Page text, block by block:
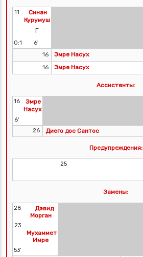
11
Синан
Курумуш
Г
0:1
6'
16
Эмре Насух
16
Эмре Насух
Ассистенты:
16
Эмре
Насух
6'
26
Диего дос Сантос
Предупреждения:
25
Замены:
28
Дэвид
Морган
23
Мухаммет
Имре
53'